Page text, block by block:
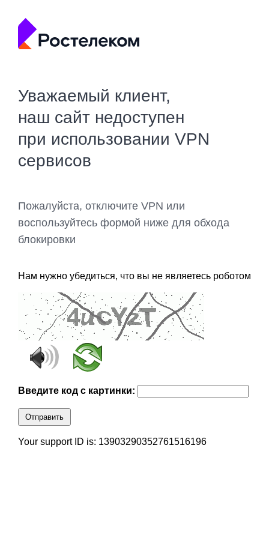
Уважаемый клиент,
наш сайт недоступен
при использовании VPN
сервисов
Пожалуйста, отключите VPN или
воспользуйтесь формой ниже для обхода
блокировки
Нам нужно убедиться, что вы не являетесь роботом
Введите код с картинки:
Отправить
Your support ID is: 13903290352761516196